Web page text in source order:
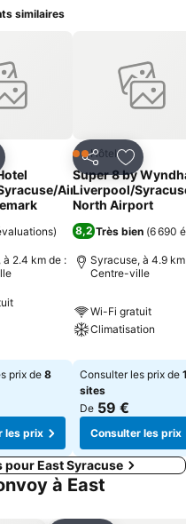
similaires
à mes favoris
Airport
)
à 2.4 km de :
prix de 8
les prix
PartagerAjouter
2 Étoiles
Hôtel
Super 8 by
Liverpool/
North Airport
8,2 Très bien (6 690
Syracuse, à 4.9
Centre-ville
Wi-Fi gratuit
Climatisation
Consulter les prix de
sites
De 59 €
Consulter les prix
East Syracuse
à East